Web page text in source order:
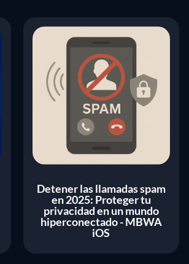
Detener las llamadas spam
en 2025: Proteger tu
privacidad en un mundo
hiperconectado - MBWA
iOS